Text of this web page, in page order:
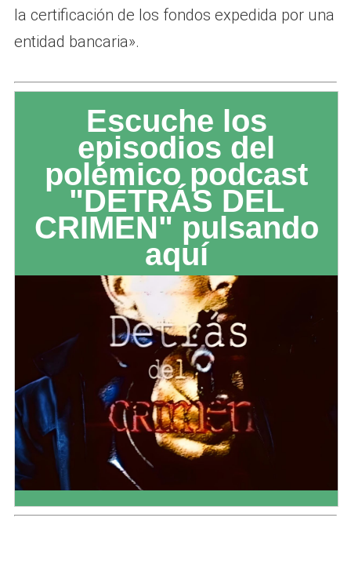
la certificación de los fondos expedida por una
entidad bancaria».
Escuche los
episodios del
polémico podcast
"DETRÁS DEL
CRIMEN" pulsando
aquí